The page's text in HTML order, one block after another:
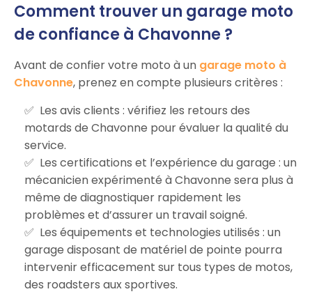
Comment trouver un garage moto
de confiance à Chavonne ?
Avant de confier votre moto à un garage moto à
Chavonne, prenez en compte plusieurs critères :
Les avis clients : vérifiez les retours des
motards de Chavonne pour évaluer la qualité du
service.
Les certifications et l’expérience du garage : un
mécanicien expérimenté à Chavonne sera plus à
même de diagnostiquer rapidement les
problèmes et d’assurer un travail soigné.
Les équipements et technologies utilisés : un
garage disposant de matériel de pointe pourra
intervenir efficacement sur tous types de motos,
des roadsters aux sportives.